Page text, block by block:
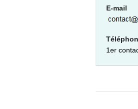
E-mail
1er